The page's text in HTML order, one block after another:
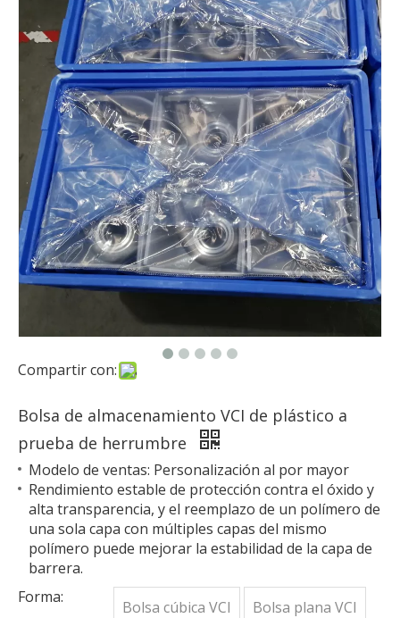
Compartir con:
Bolsa de almacenamiento VCI de plástico a
prueba de herrumbre
Modelo de ventas: Personalización al por mayor
Rendimiento estable de protección contra el óxido y
alta transparencia, y el reemplazo de un polímero de
una sola capa con múltiples capas del mismo
polímero puede mejorar la estabilidad de la capa de
barrera.
Forma:
Bolsa cúbica VCI Bolsa plana VCI